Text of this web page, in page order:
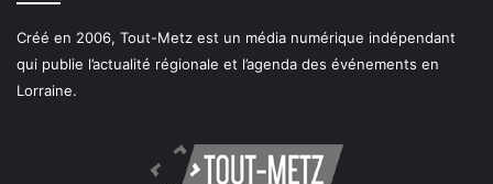
Créé en 2006, Tout-Metz est un média numérique indépendant
qui publie l’actualité régionale et l’agenda des événements en
Lorraine.